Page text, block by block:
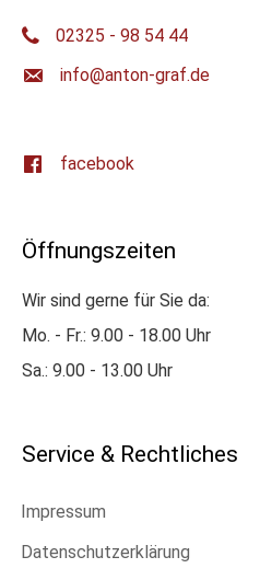
02325 - 98 54 44
ed.farg-notna@ofni
facebook
Öffnungszeiten
Wir sind gerne für Sie da:
Mo. - Fr.: 9.00 - 18.00 Uhr
Sa.: 9.00 - 13.00 Uhr
Service & Rechtliches
Impressum
Datenschutzerklärung